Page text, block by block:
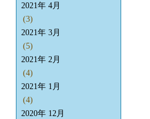
2021年 4月
(3)
2021年 3月
(5)
2021年 2月
(4)
2021年 1月
(4)
2020年 12月